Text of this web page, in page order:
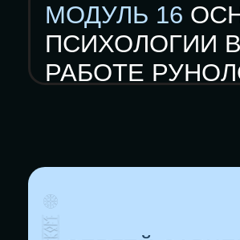
Индивидуальный чат с личным
куратором для оперативного
решения возникающих вопросов
2 индивидуальные консультации
с Мастером по Руническому
искусству
УДОСТОВЕРЕНИЕ
ГОСУДАРСТВЕННОГО
ОБРАЗЦА